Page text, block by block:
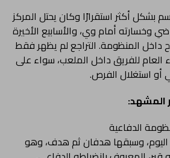
بشكل أكثر استقرارًا وكان يحتل المركز
وخسارته أمام وي، والأسابيع الأخيرة
المنظومة. التراجع لم يظهر فقط
العام للفريق داخل الملعب، سواء على
أو استغلال الفرص.
المشهد:
٣ أهداف اليوم، وسبقها هدفان ثم هدف، وهو